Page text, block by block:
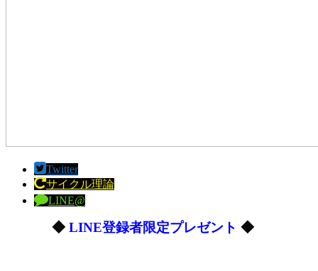
Twitter
サイクル理論
LINE@
◆ LINE登録者限定プレゼント ◆